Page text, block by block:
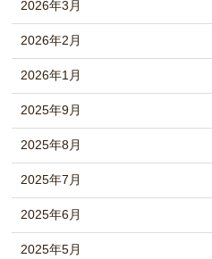
2026年3月
2026年2月
2026年1月
2025年9月
2025年8月
2025年7月
2025年6月
2025年5月